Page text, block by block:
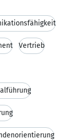
Vertrieb